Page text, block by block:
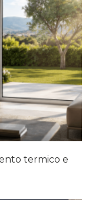
termico e